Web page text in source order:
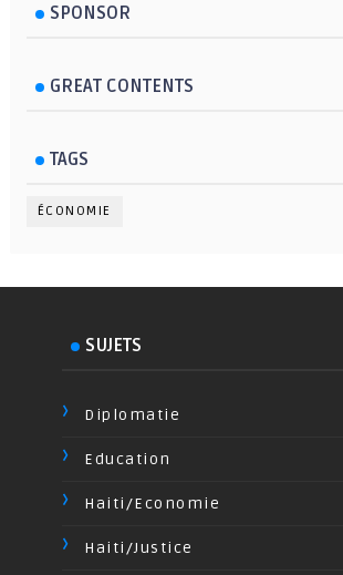
SPONSOR
GREAT CONTENTS
TAGS
ÉCONOMIE
SUJETS
Diplomatie
Education
Haiti/Economie
Haiti/Justice